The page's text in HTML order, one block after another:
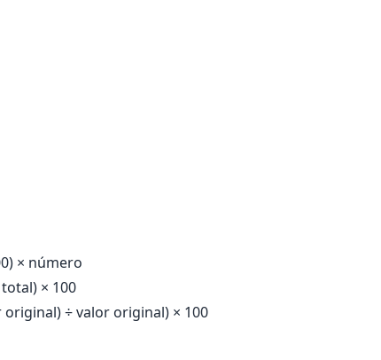
× número
× 100
original) ÷ ​​valor original) × 100